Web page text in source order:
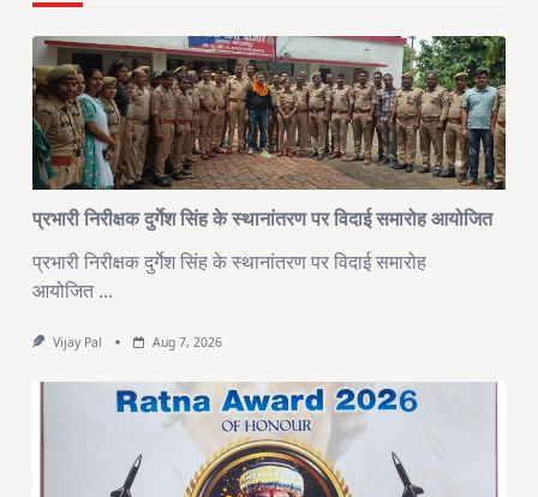
प्रभारी निरीक्षक दुर्गेश सिंह के स्थानांतरण पर विदाई समारोह आयोजित
प्रभारी निरीक्षक दुर्गेश सिंह के स्थानांतरण पर विदाई समारोह
आयोजित ...
Vijay Pal Aug 7, 2026